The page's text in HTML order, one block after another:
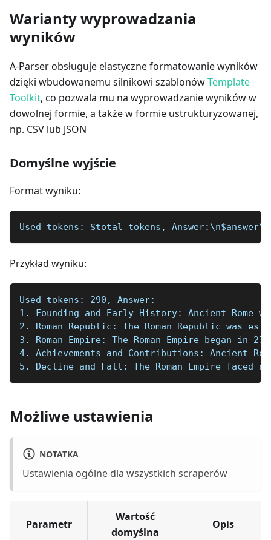
Warianty wyprowadzania
wyników
A-Parser obsługuje elastyczne formatowanie wyników
dzięki wbudowanemu silnikowi szablonówTemplate
Toolkit, co pozwala mu na wyprowadzanie wyników w
dowolnej formie, a także w formie ustrukturyzowanej,
np. CSV lub JSON
Domyślne wyjście
Format wyniku:
Used tokens: $total_tokens, Answer:\n$answer\n
Przykład wyniku:
Used tokens: 290, Answer:
1. Founding and Early History: Ancient Rome
2. Roman Republic: The Roman Republic was
3. Roman Empire: The Roman Empire began
4. Achievements and Contributions: Ancient
5. Decline and Fall: The Roman Empire
Możliwe ustawienia
NOTATKA
Ustawienia ogólne dla wszystkich scraperów
Parametr
Wartość
domyślna
Opis